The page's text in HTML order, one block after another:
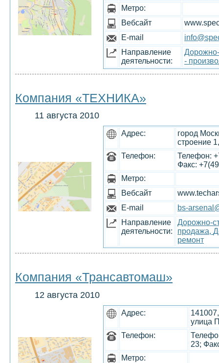
Метро:
Вебсайт
E-mail
Направление
деятельности:
Дорожно-
-
Компания «ТЕХНИКА»
11 августа 2010
Адрес:
город
строение
Телефон:
Телефон:
Факс:
Метро:
Вебсайт
E-mail
bs-
Направление
деятельности:
Дорожно-
продажа,
ремонт
Компания «Трансавтомаш»
12 августа 2010
Адрес:
улица
Телефон:
23;
Метро: